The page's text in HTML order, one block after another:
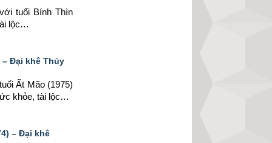
tuổi Bính Thìn
lộc…
Đại khê Thủy
Ất Mão (1975)
khỏe, tài lộc…
– Đại khê